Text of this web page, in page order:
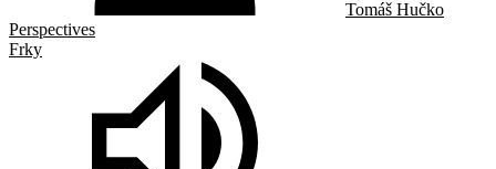
Tomáš Hučko
Perspectives
Frky